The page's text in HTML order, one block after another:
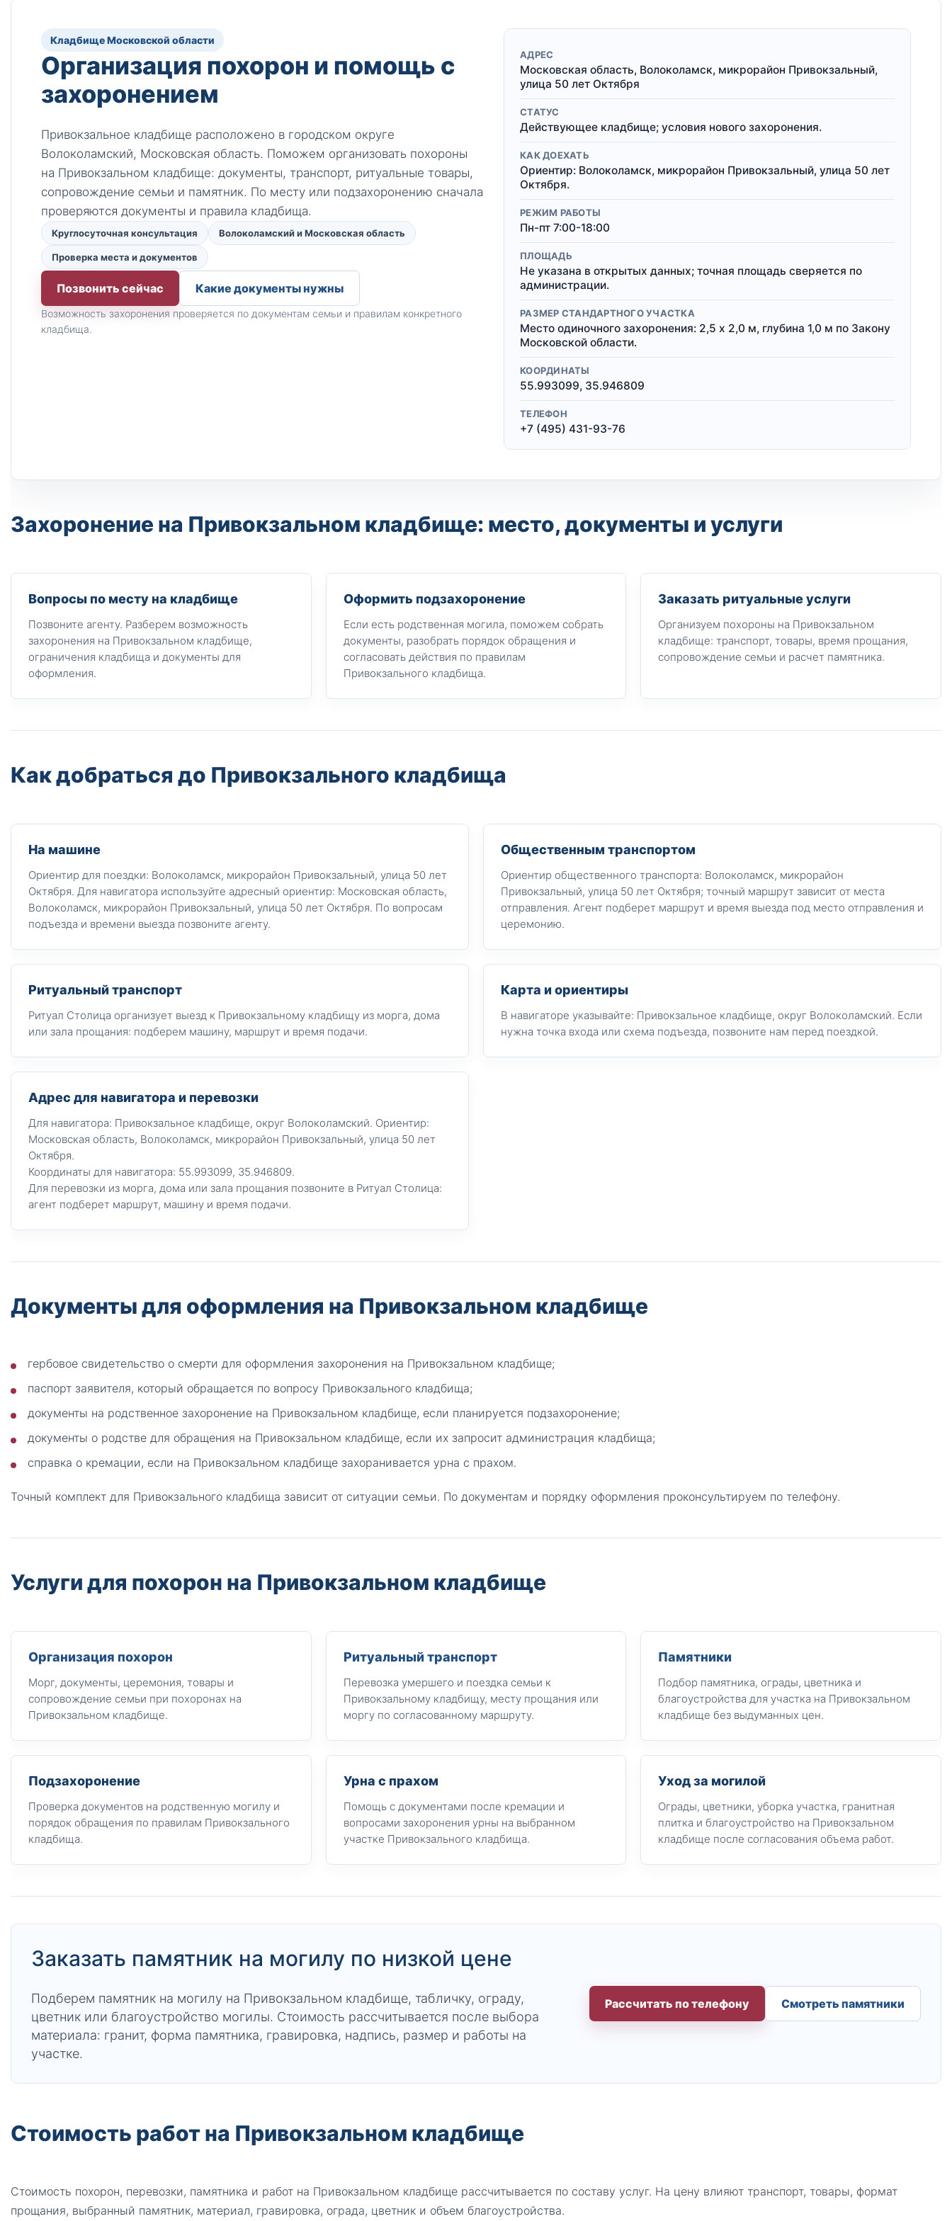
Кладбище Московской области
Организация похорон и помощь с
захоронением
Привокзальное кладбище расположено в городском округе
Волоколамский, Московская область. Поможем организовать похороны
на Привокзальном кладбище: документы, транспорт, ритуальные товары,
сопровождение семьи и памятник. По месту или подзахоронению сначала
проверяются документы и правила кладбища.
Круглосуточная консультация Волоколамский и Московская область
Проверка места и документов
Позвонить сейчас Какие документы нужны
Возможность захоронения проверяется по документам семьи и правилам конкретного
кладбища.
АДРЕС
Московская область, Волоколамск, микрорайон Привокзальный,
улица 50 лет Октября
СТАТУС
Действующее кладбище; условия нового захоронения.
КАК ДОЕХАТЬ
Ориентир: Волоколамск, микрорайон Привокзальный, улица 50 лет
Октября.
РЕЖИМ РАБОТЫ
Пн-пт 7:00-18:00
ПЛОЩАДЬ
Не указана в открытых данных; точная площадь сверяется по
администрации.
РАЗМЕР СТАНДАРТНОГО УЧАСТКА
Место одиночного захоронения: 2,5 x 2,0 м, глубина 1,0 м по Закону
Московской области.
КООРДИНАТЫ
55.993099, 35.946809
ТЕЛЕФОН
+7 (495) 431-93-76
Захоронение на Привокзальном кладбище: место, документы и услуги
Вопросы по месту на кладбище
Позвоните агенту. Разберем возможность
захоронения на Привокзальном кладбище,
ограничения кладбища и документы для
оформления.
Оформить подзахоронение
Если есть родственная могила, поможем собрать
документы, разобрать порядок обращения и
согласовать действия по правилам
Привокзального кладбища.
Заказать ритуальные услуги
Организуем похороны на Привокзальном
кладбище: транспорт, товары, время прощания,
сопровождение семьи и расчет памятника.
Как добраться до Привокзального кладбища
На машине
Ориентир для поездки: Волоколамск, микрорайон Привокзальный, улица 50 лет
Октября. Для навигатора используйте адресный ориентир: Московская область,
Волоколамск, микрорайон Привокзальный, улица 50 лет Октября. По вопросам
подъезда и времени выезда позвоните агенту.
Общественным транспортом
Ориентир общественного транспорта: Волоколамск, микрорайон
Привокзальный, улица 50 лет Октября; точный маршрут зависит от места
отправления. Агент подберет маршрут и время выезда под место отправления и
церемонию.
Ритуальный транспорт
Ритуал Столица организует выезд к Привокзальному кладбищу из морга, дома
или зала прощания: подберем машину, маршрут и время подачи.
Карта и ориентиры
В навигаторе указывайте: Привокзальное кладбище, округ Волоколамский. Если
нужна точка входа или схема подъезда, позвоните нам перед поездкой.
Адрес для навигатора и перевозки
Для навигатора: Привокзальное кладбище, округ Волоколамский. Ориентир:
Московская область, Волоколамск, микрорайон Привокзальный, улица 50 лет
Октября.
Координаты для навигатора: 55.993099, 35.946809.
Для перевозки из морга, дома или зала прощания позвоните в Ритуал Столица:
агент подберет маршрут, машину и время подачи.
Документы для оформления на Привокзальном кладбище
гербовое свидетельство о смерти для оформления захоронения на Привокзальном кладбище;
паспорт заявителя, который обращается по вопросу Привокзального кладбища;
документы на родственное захоронение на Привокзальном кладбище, если планируется подзахоронение;
документы о родстве для обращения на Привокзальном кладбище, если их запросит администрация кладбища;
справка о кремации, если на Привокзальном кладбище захоранивается урна с прахом.
Точный комплект для Привокзального кладбища зависит от ситуации семьи. По документам и порядку оформления проконсультируем по телефону.
Услуги для похорон на Привокзальном кладбище
Организация похорон
Морг, документы, церемония, товары и
сопровождение семьи при похоронах на
Привокзальном кладбище.
Ритуальный транспорт
Перевозка умершего и поездка семьи к
Привокзальному кладбищу, месту прощания или
моргу по согласованному маршруту.
Памятники
Подбор памятника, ограды, цветника и
благоустройства для участка на Привокзальном
кладбище без выдуманных цен.
Подзахоронение
Проверка документов на родственную могилу и
порядок обращения по правилам Привокзального
кладбища.
Урна с прахом
Помощь с документами после кремации и
вопросами захоронения урны на выбранном
участке Привокзального кладбища.
Уход за могилой
Ограды, цветники, уборка участка, гранитная
плитка и благоустройство на Привокзальном
кладбище после согласования объема работ.
Заказать памятник на могилу по низкой цене
Подберем памятник на могилу на Привокзальном кладбище, табличку, ограду,
цветник или благоустройство могилы. Стоимость рассчитывается после выбора
материала: гранит, форма памятника, гравировка, надпись, размер и работы на
участке.
Рассчитать по телефону Смотреть памятники
Стоимость работ на Привокзальном кладбище
Стоимость похорон, перевозки, памятника и работ на Привокзальном кладбище рассчитывается по составу услуг. На цену влияют транспорт, товары, формат
прощания, выбранный памятник, материал, гравировка, ограда, цветник и объем благоустройства.